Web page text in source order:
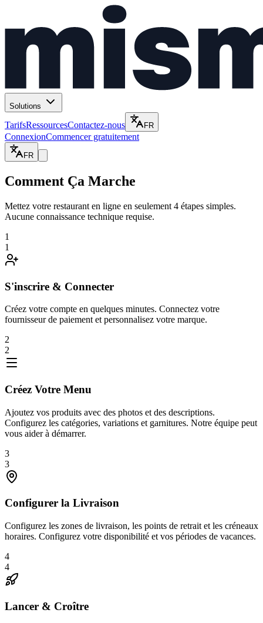
Solutions
TarifsRessourcesContactez-nous FR
ConnexionCommencer gratuitement
FR
Comment Ça Marche
Mettez votre restaurant en ligne en seulement 4 étapes simples.
Aucune connaissance technique requise.
1
1
S'inscrire & Connecter
Créez votre compte en quelques minutes. Connectez votre
fournisseur de paiement et personnalisez votre marque.
2
2
Créez Votre Menu
Ajoutez vos produits avec des photos et des descriptions.
Configurez les catégories, variations et garnitures. Notre équipe peut
vous aider à démarrer.
3
3
Configurer la Livraison
Configurez les zones de livraison, les points de retrait et les créneaux
horaires. Configurez votre disponibilité et vos périodes de vacances.
4
4
Lancer & Croître